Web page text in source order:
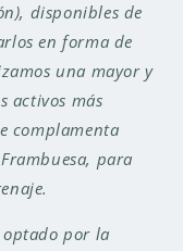
disponibles de
en forma de
una mayor y
activos más
complamenta
para
optado por la